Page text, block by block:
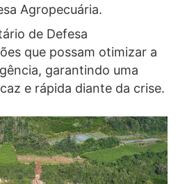
Agropecuária.
de Defesa
que possam otimizar a
garantindo uma
e rápida diante da crise.